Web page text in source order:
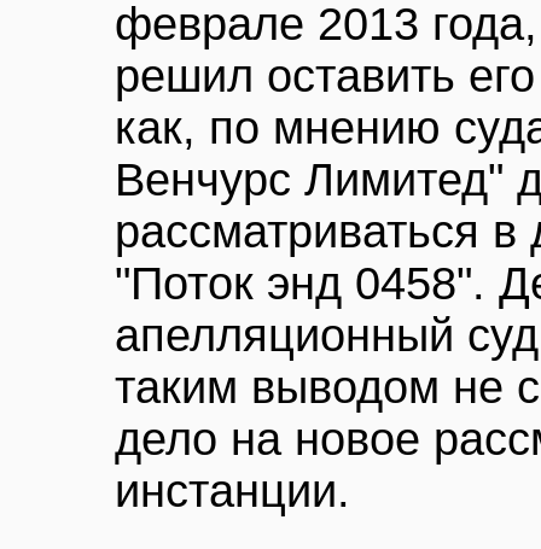
феврале 2013
решил оставить
как, по мнению
Венчурс Лимитед"
рассматриваться в
"Поток энд 0458".
апелляционный
таким выводом не
дело на новое
инстанции.